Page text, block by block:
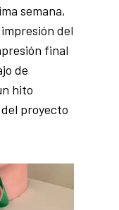
semana,
del
final
de
hito
proyecto